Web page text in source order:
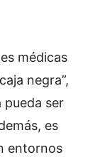
médicas
negra”,
pueda ser
es
entornos